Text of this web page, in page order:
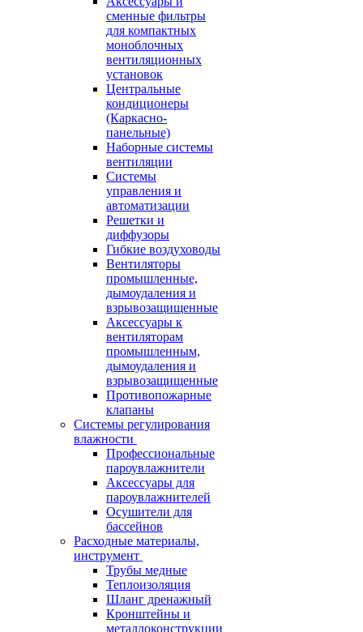
сменные фильтры
для компактных
моноблочных
вентиляционных
установок
Центральные
кондиционеры
(Каркасно-
панельные)
Наборные системы
вентиляции
Системы
управления и
автоматизации
Решетки и
диффузоры
Гибкие воздуховоды
Вентиляторы
промышленные,
дымоудаления и
взрывозащищенные
Аксессуары к
вентиляторам
промышленным,
дымоудаления и
взрывозащищенные
Противопожарные
клапаны
Системы регулирования
влажности
Профессиональные
пароувлажнители
Аксессуары для
пароувлажнителей
Осушители для
бассейнов
Расходные материалы,
инструмент
Трубы медные
Теплоизоляция
Шланг дренажный
Кронштейны и
металлоконструкции